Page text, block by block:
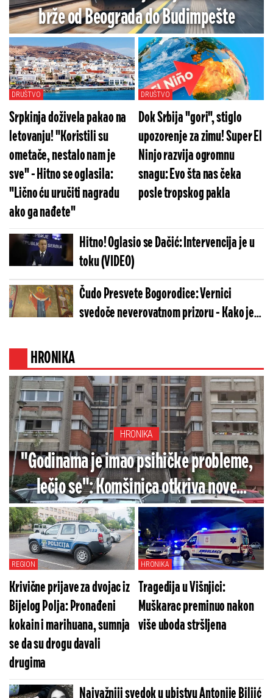
brže od Beograda do Budimpešte
DRUŠTVO
Srpkinja doživela pakao na
letovanju! "Koristili su
ometače, nestalo nam je
sve" - Hitno se oglasila:
"Lično ću uručiti nagradu
ako ga nađete"
DRUŠTVO
Dok Srbija "gori", stiglo
upozorenje za zimu! Super El
Ninjo razvija ogromnu
snagu: Evo šta nas čeka
posle tropskog pakla
Hitno! Oglasio se Dačić: Intervencija je u
toku (VIDEO)
Čudo Presvete Bogorodice: Vernici
svedoče neverovatnom prizoru - Kako je
HRONIKA
HRONIKA
"Godinama je imao psihičke probleme,
lečio se": Komšinica otkriva nove
detalje jezivog zločina na Novom
Beogradu
REGION
Krivične prijave za dvojac iz
Bijelog Polja: Pronađeni
kokain i marihuana, sumnja
se da su drogu davali
drugima
HRONIKA
Tragedija u Višnjici:
Muškarac preminuo nakon
više uboda stršljena
Najvažniji svedok u ubistvu Antonije Biljić